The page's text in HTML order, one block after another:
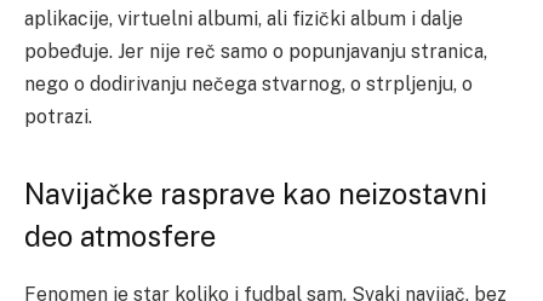
aplikacije, virtuelni albumi, ali fizički album i dalje
pobeđuje. Jer nije reč samo o popunjavanju stranica,
nego o dodirivanju nečega stvarnog, o strpljenju, o
potrazi.
Navijačke rasprave kao neizostavni
deo atmosfere
Fenomen je star koliko i fudbal sam. Svaki navijač, bez